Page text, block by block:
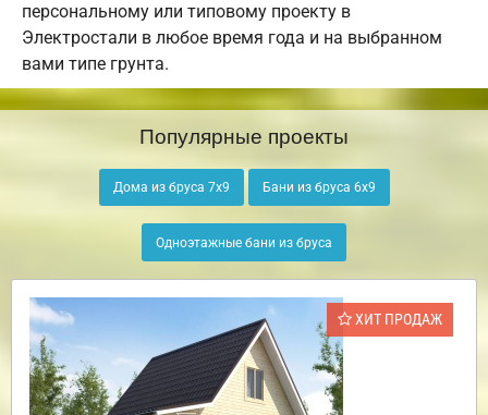
персональному или типовому проекту в
Электростали в любое время года и на выбранном
вами типе грунта.
Популярные проекты
Дома из бруса 7х9 Бани из бруса 6х9
Одноэтажные бани из бруса
ХИТ ПРОДАЖ